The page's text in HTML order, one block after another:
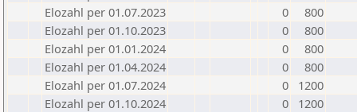
Elozahl per 01.07.2023
0
800
Elozahl per 01.10.2023
0
800
Elozahl per 01.01.2024
0
800
Elozahl per 01.04.2024
0
800
Elozahl per 01.07.2024
0
1200
Elozahl per 01.10.2024
0
1200